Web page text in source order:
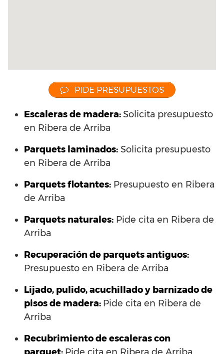
PIDE PRESUPUESTOS
Escaleras de madera:Solicita presupuesto
en Ribera de Arriba
Parquets laminados: Solicita presupuesto
en Ribera de Arriba
Parquets flotantes: Presupuesto en Ribera
de Arriba
Parquets naturales: Pide cita en Ribera de
Arriba
Recuperación de parquets antiguos:
Presupuesto en Ribera de Arriba
Lijado, pulido, acuchillado y barnizado de
pisos de madera: Pide cita en Ribera de
Arriba
Recubrimiento de escaleras con